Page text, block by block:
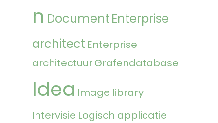
n Document Enterprise
architect Enterprise
architectuurGrafendatabase
Idea Image library
Intervisie Logisch applicatie